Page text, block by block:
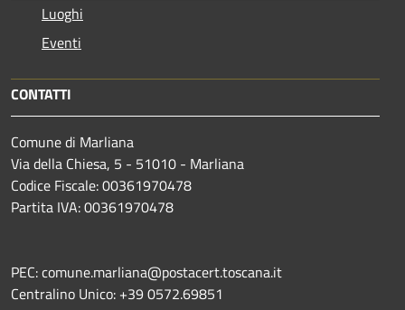
Luoghi
Eventi
CONTATTI
Comune di Marliana
Via della Chiesa, 5 - 51010 - Marliana
Codice Fiscale: 00361970478
Partita IVA: 00361970478
PEC: comune.marliana@postacert.toscana.it
Centralino Unico: +39 0572.69851